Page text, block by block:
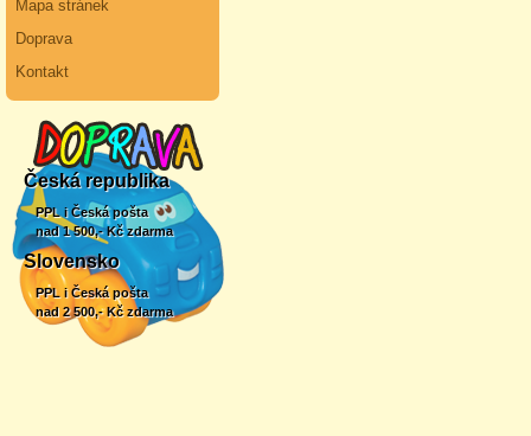
Mapa stránek
Doprava
Kontakt
Česká republika
PPL i Česká pošta
nad 1 500,- Kč zdarma
Slovensko
PPL i Česká pošta
nad 2 500,- Kč zdarma